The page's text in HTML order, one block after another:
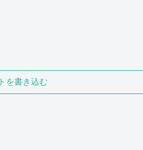
を書き込む